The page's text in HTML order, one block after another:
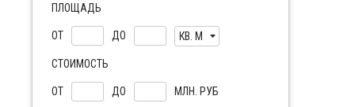
ПЛОЩАДЬ
ОТ ДО КВ. М
СТОИМОСТЬ
ОТ ДО МЛН. РУБ